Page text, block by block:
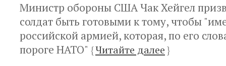
Министр обороны США Чак Хейгел
солдат быть готовыми к тому, чтобы
российской армией, которая, по его
пороге НАТО" {Читайте далее}